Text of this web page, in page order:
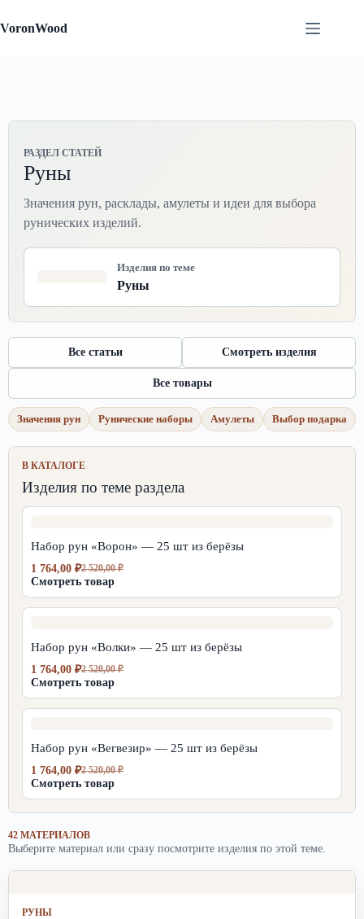
к
сути
VoronWood
РАЗДЕЛ СТАТЕЙ
Руны
Значения рун, расклады, амулеты и идеи для выбора
рунических изделий.
Изделия по теме
Руны
Все статьи Смотреть изделия
Все товары
Значения рун Рунические наборы Амулеты Выбор подарка
В КАТАЛОГЕ
Изделия по теме раздела
Набор рун «Ворон» — 25 шт из берёзы
2 520,00₽
Первоначальная
цена
составляла
1 764,00 ₽
Текущая
цена:
1
Смотреть товар
Набор рун «Волки» — 25 шт из берёзы
2 520,00₽
Первоначальная
цена
составляла
1 764,00 ₽
Текущая
цена:
1
Смотреть товар
Набор рун «Вегвезир» — 25 шт из берёзы
2 520,00₽
Первоначальная
цена
составляла
2
520,00 ₽.
1 764,00 ₽
Текущая
цена:
1
Смотреть товар
42 МАТЕРИАЛОВ
Выберите материал или сразу посмотрите изделия по этой теме.
РУНЫ